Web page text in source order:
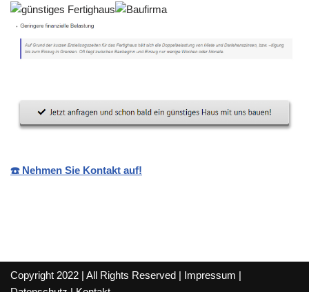
☎️ Nehmen Sie Kontakt auf!
Copyright 2022 | All Rights Reserved | Impressum |